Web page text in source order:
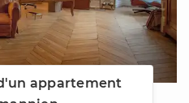
appartement